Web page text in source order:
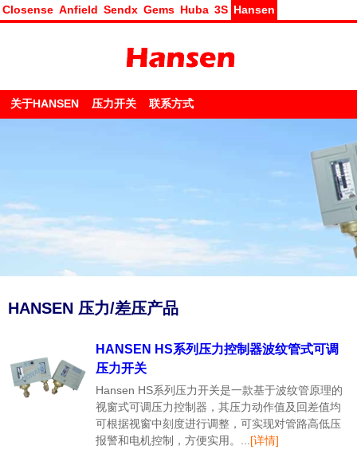
Closense Anfield Sendx Gems Huba 3S Hansen
关于HANSEN 压力开关 联系方式
HANSEN 压力/差压产品
HANSEN HS系列压力控制器波纹管式可调
压力开关
Hansen HS系列压力开关是一款基于波纹管原理的
视窗式可调压力控制器，其压力动作值及回差值均
可根据视窗中刻度进行调整，可实现对管路高低压
报警和电机控制，方便实用。... [详情]